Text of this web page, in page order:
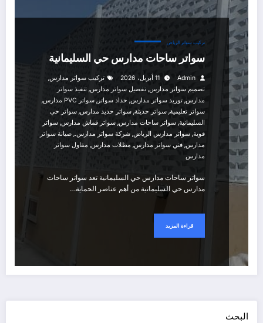
تركيب سواتر الرياض
سواتر ساحات مدارس حي السليمانية
Admin 11 أبريل، 2026 تركيب سواتر مدارس,
تصميم سواتر مدارس, تفصيل سواتر مدارس, تنفيذ سواتر
مدارس, توريد سواتر مدارس, حداد سواتر , سواتر PVC مدارس ,
سواتر تعليمية, سواتر حديثة, سواتر حديد مدارس, سواتر حي
السليمانية, سواتر ساحات مدارس, سواتر قماش مدارس, سواتر
قوية, سواتر مدارس الرياض, شركة سواتر مدارس., صيانة سواتر
مدارس, فني سواتر مدارس, مظلات مدارس, مقاول سواتر
مدارس
سواتر ساحات مدارس حي السليمانية تعد سواتر ساحات
مدارس حي السليمانية من أهم عناصر الحماية…
قراءة المزيد
البحث